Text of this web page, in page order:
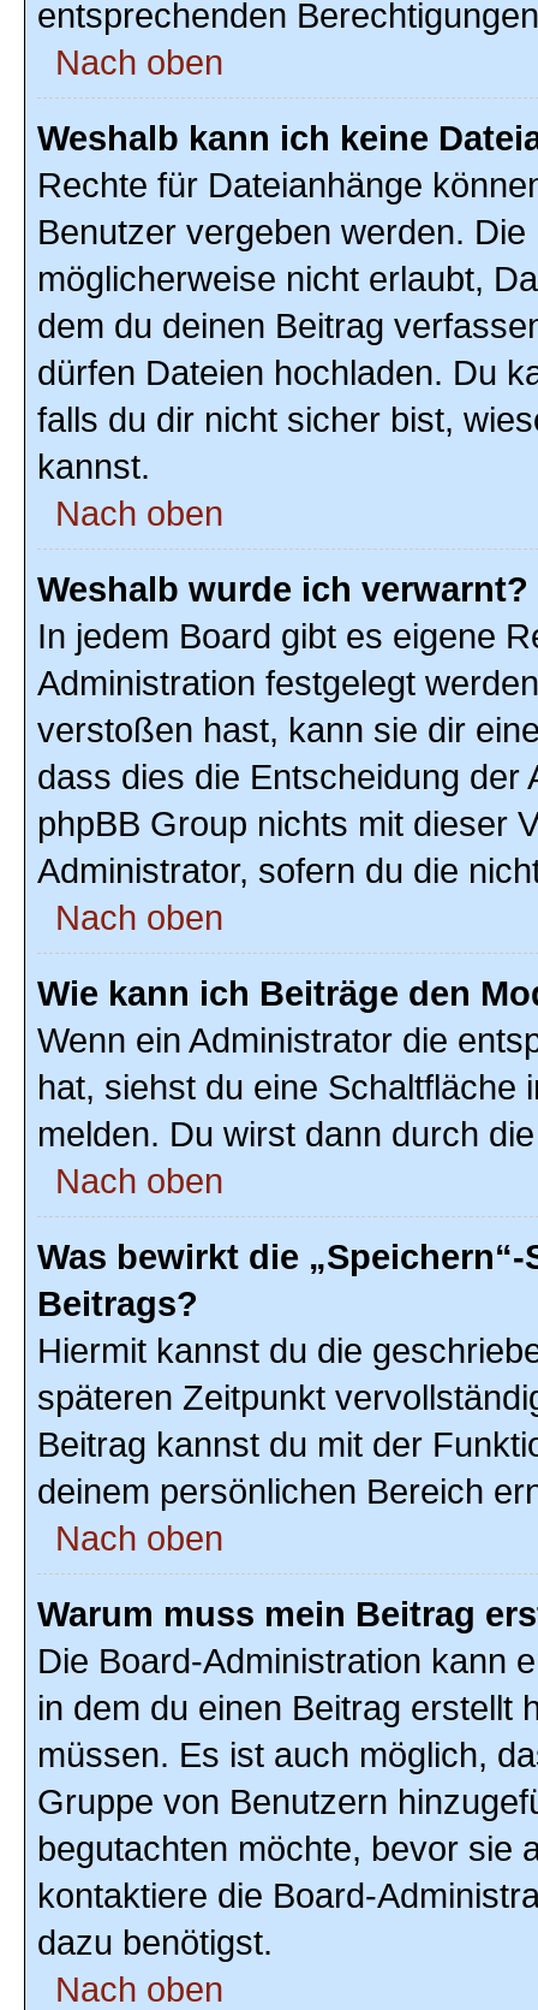
entsprechenden
Nach oben
Weshalb kann ich keine
Rechte für Dateianhänge
Benutzer vergeben werden.
möglicherweise nicht erlaubt,
dem du deinen Beitrag
dürfen Dateien hochladen. Du
falls du dir nicht sicher bist,
kannst.
Nach oben
Weshalb wurde ich verwarnt?
In jedem Board gibt es eigene
Administration festgelegt
verstoßen hast, kann sie dir
dass dies die Entscheidung der
phpBB Group nichts mit dieser
Administrator, sofern du die
Nach oben
Wie kann ich Beiträge den
Wenn ein Administrator die
hat, siehst du eine Schaltfläche
melden. Du wirst dann durch
Nach oben
Was bewirkt die
Beitrags?
Hiermit kannst du die
späteren Zeitpunkt
Beitrag kannst du mit der
deinem persönlichen Bereich
Nach oben
Warum muss mein Beitrag
Die Board-Administration kann
in dem du einen Beitrag erstellt
müssen. Es ist auch möglich,
Gruppe von Benutzern
begutachten möchte, bevor sie
kontaktiere die Board-
dazu benötigst.
Nach oben